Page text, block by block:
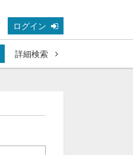
ログイン
詳細検索